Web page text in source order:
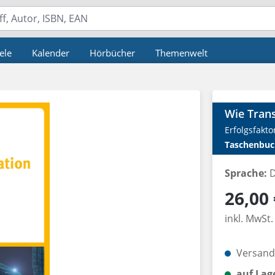
Kalender Hörbücher Themenwelt
Wie
Sprache:
Regulärer
26,00
inkl. MwSt.